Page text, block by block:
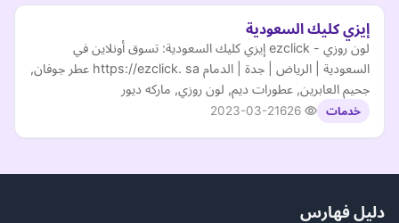
إيزي كليك السعودية
لون روزي - ezclick إيزي كليك السعودية: تسوق أونلاين في
السعودية | الرياض | جدة | الدمام https://ezclick. sa عطر جوفان,
جحيم العابرين, عطورات ديم, لون روزي, ماركه ديور
خدمات 2023-03-21
دليل فهارس